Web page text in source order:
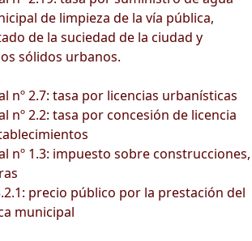
de limpieza de la vía pública,
de la suciedad de la ciudad y
sólidos urbanos.
nº 2.7: tasa por licencias urbanísticas
nº 2.2: tasa por concesión de licencia
nº 1.3: impuesto sobre construcciones,
precio público por la prestación del
municipal